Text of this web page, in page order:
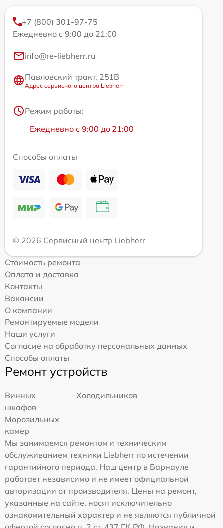
+7 (800) 301-97-75
Ежедневно с 9:00 до 21:00
info@re-liebherr.ru
Павловский тракт, 251В
Адрес сервисного центра Liebherr
Режим работы:
Ежедневно с 9:00 до 21:00
Способы оплаты
© 2026 Сервисный центр Liebherr
Стоимость ремонта
Оплата и доставка
Контакты
Вакансии
О компании
Ремонтируемые модели
Наши услуги
Согласие на обработку персональных данных
Способы оплаты
Ремонт устройств
Винных
шкафов
Холодильников
Морозильных
камер
Мы занимаемся ремонтом и техническим
обслуживанием техники Liebherr по истечении
гарантийного периода. Наш центр в Барнауле
работает независимо и не имеет официальной
авторизации от производителя. Цены на ремонт,
указанные на сайте, носят исключительно
ознакомительный характер и не являются публичной